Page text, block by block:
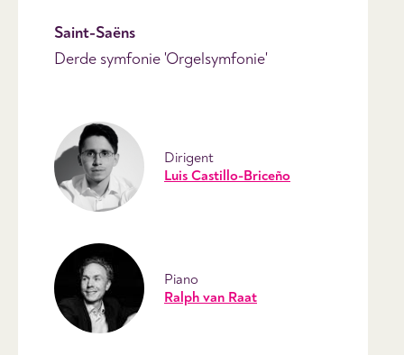
Saint-Saëns
Derde symfonie 'Orgelsymfonie'
Dirigent
Luis Castillo-Briceño
Piano
Ralph van Raat